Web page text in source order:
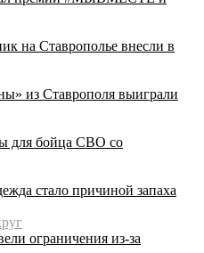
на Ставрополье внесли в
из Ставрополя выиграли
для бойца СВО со
стало причиной запаха
ограничения из-за